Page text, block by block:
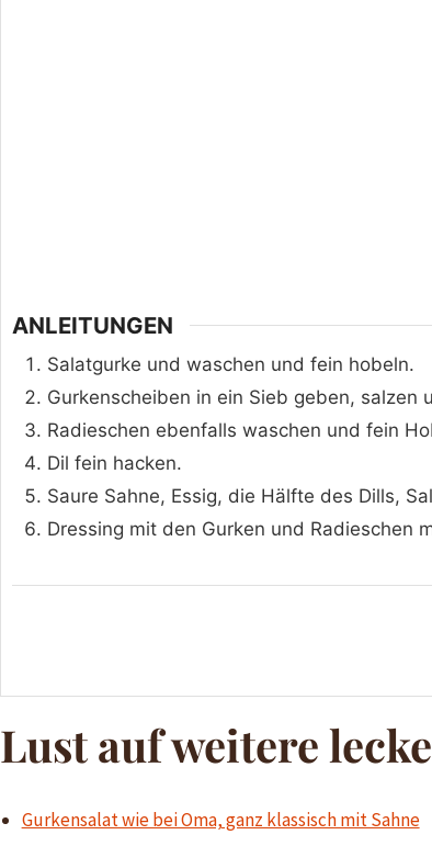
ANLEITUNGEN
Salatgurke und waschen und fein hobeln.
Gurkenscheiben in ein Sieb geben, salzen
Radieschen ebenfalls waschen und fein
Dil fein hacken.
Saure Sahne, Essig, die Hälfte des Dills,
Dressing mit den Gurken und Radieschen
Lust auf weitere
Gurkensalat wie bei Oma, ganz klassisch mit Sahne